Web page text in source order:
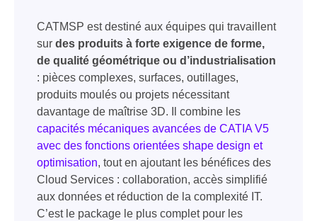
CATMSP est destiné aux équipes qui travaillent
sur des produits à forte exigence de forme,
de qualité géométrique ou d’industrialisation
: pièces complexes, surfaces, outillages,
produits moulés ou projets nécessitant
davantage de maîtrise 3D. Il combine les
capacités mécaniques avancées de CATIA V5
avec des fonctions orientées shape design et
optimisation, tout en ajoutant les bénéfices des
Cloud Services : collaboration, accès simplifié
aux données et réduction de la complexité IT.
C’est le package le plus complet pour les